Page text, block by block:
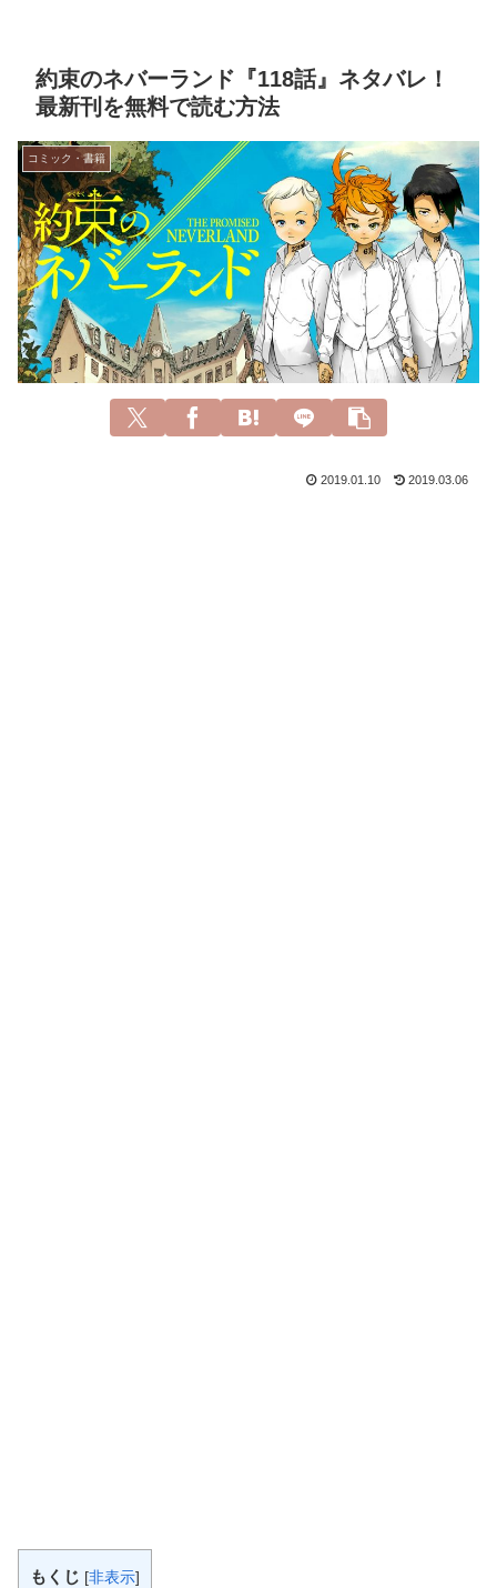
約束のネバーランド『118話』ネタバレ！
最新刊を無料で読む方法
コミック・書籍
2019.01.10 2019.03.06
もくじ [非表示]